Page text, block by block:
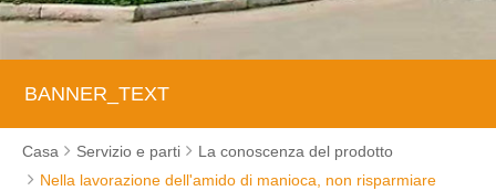
BANNER_TEXT
Casa Servizio e parti
La conoscenza del prodotto
Nella lavorazione dell'amido di manioca, non risparmiare